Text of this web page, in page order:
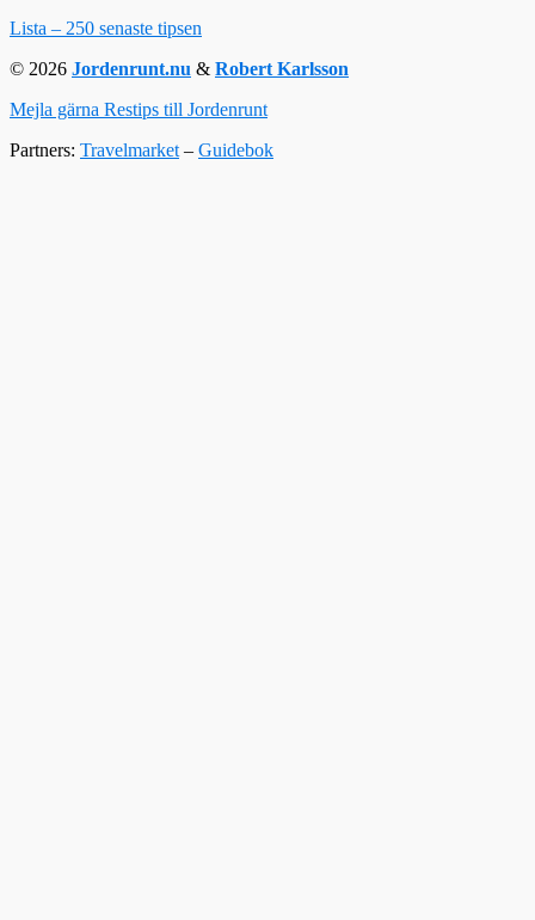
Lista – 250 senaste tipsen
© 2026 Jordenrunt.nu & Robert Karlsson
Mejla gärna Restips till Jordenrunt
Partners: Travelmarket– Guidebok